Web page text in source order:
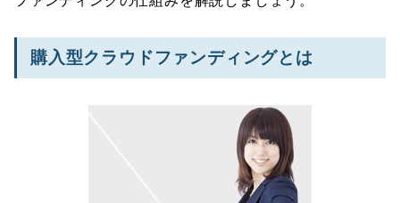
購入型クラウドファンディングとは